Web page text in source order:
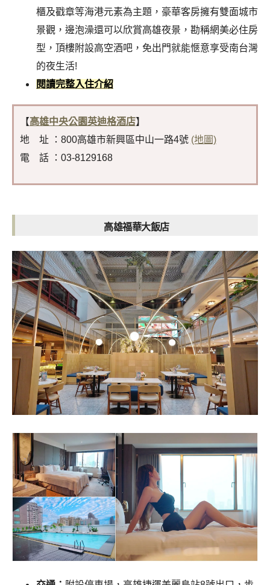
櫃及戳章等海港元素為主題，豪華客房擁有雙面城市
景觀，邊泡澡還可以欣賞高雄夜景，勘稱網美必住房
型，頂樓附設高空酒吧，免出門就能愜意享受南台灣
的夜生活!
閱讀完整入住介紹
【高雄中央公園英迪格酒店】
地 址 ：800高雄市新興區中山一路4號 (地圖)
電 話 ：03-8129168
高雄福華大飯店